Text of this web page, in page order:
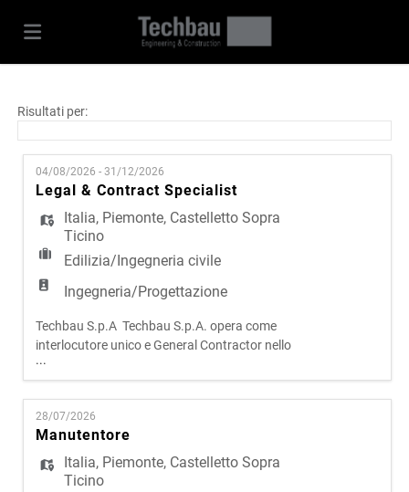
Offerte
di
lavoro
Carica
il
CV
Login
Lingua
EN
FR
Risultati per:
04/08/2026 - 31/12/2026
Legal & Contract Specialist
Italia, Piemonte, Castelletto Sopra
Ticino
Edilizia/Ingegneria civile
Ingegneria/Progettazione
Techbau S.p.A Techbau S.p.A. opera come
interlocutore unico e General Contractor nello
sviluppo e nella realizzazione di progetti complessi
in ambito civile e infrastrutturale. Attraverso un
modello operativo integrato, che riunisce
progettazione, sviluppo e costruzione, l'azienda
presidia l'intero ciclo di vita degli interventi,
assicurando elev
...
28/07/2026
Manutentore
Italia, Piemonte, Castelletto Sopra
Ticino